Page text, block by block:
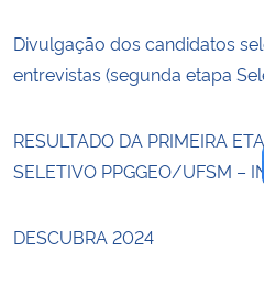
Advocacia-Geral da União
Planalto
Divulgação dos candidatos
entrevistas (segunda etapa
RESULTADO DA PRIMEIRA
SELETIVO PPGGEO/UFSM –
DESCUBRA 2024